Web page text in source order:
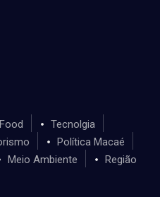
Food
Tecnolgia
Política Macaé
Meio Ambiente Região